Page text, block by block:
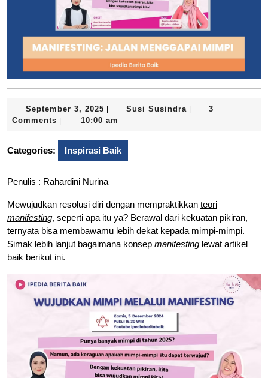
September 3, 2025 September
3,
| Susi Susindra Susi
|
3
Comments | 10:00 am
Categories: Inspirasi Baik
Penulis : Rahardini Nurina
Mewujudkan resolusi diri dengan mempraktikkan teori
manifesting, seperti apa itu ya? Berawal dari kekuatan pikiran,
ternyata bisa membawamu lebih dekat kepada mimpi-mimpi.
Simak lebih lanjut bagaimana konsep manifesting lewat artikel
baik berikut ini.